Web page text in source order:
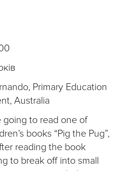
Primary Education
Australia
going to read one of
books “Pig the Pug”,
reading the book
to break off into small